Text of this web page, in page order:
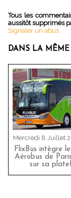
Tous les
aussitôt supprimés
Signaler un abus
DANS LA
Mercredi 8 Juillet
FlixBus intègre
Aérobus de
sur sa